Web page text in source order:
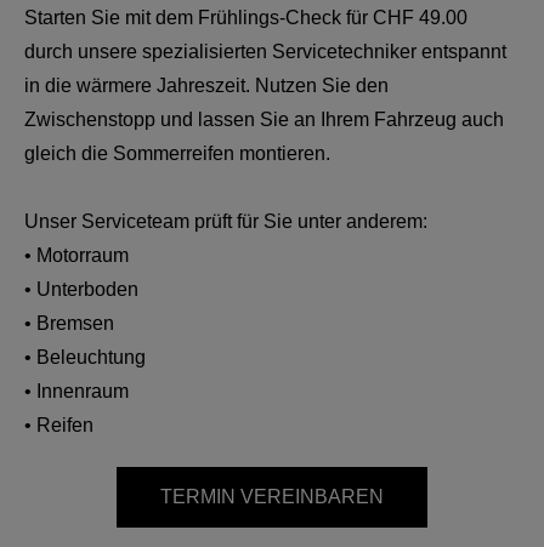
Geschäftskunden
Starten Sie mit dem Frühlings-Check für CHF 49.00
durch unsere spezialisierten Servicetechniker entspannt
in die wärmere Jahreszeit. Nutzen Sie den
Zwischenstopp und lassen Sie an Ihrem Fahrzeug auch
gleich die Sommerreifen montieren.
Unser Serviceteam prüft für Sie unter anderem:
• Motorraum
• Unterboden
• Bremsen
• Beleuchtung
• Innenraum
• Reifen
TERMIN VEREINBAREN